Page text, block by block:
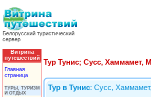
Белорусский туристический
сервер
Витрина
путешествий
Главная
страница
ТУРЫ, ТУРИЗМ
И ОТДЫХ
Тур Тунис; Сусс, Хаммамет,
Тур в Тунис: Сусс,